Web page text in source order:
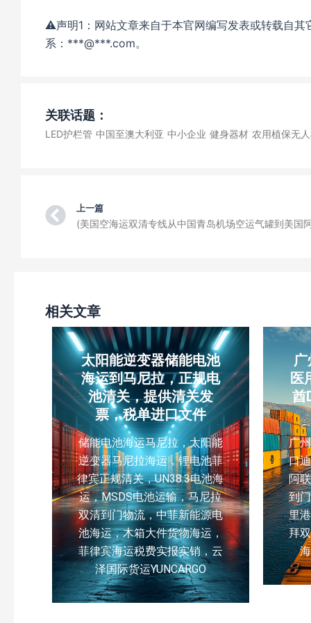
⚠️声明1：网站文章来自于本官网编写发表或转载自
系：***@***.com。
关联话题：
LED护栏管 中国至澳大利亚 中小企业 健身器材 农用植保无
Prev
上一篇
相关文章
太阳能逆变器储能电池
海运到马尼拉，正规电
池清关，提供清关发
票，税单进口文件
储能电池海运马尼拉，太阳能
逆变器马尼拉海运，锂电池菲
律宾正规清关，UN38.3电池海
运，MSDS电池运输，马尼拉
双清到门物流，中菲新能源电
池海运，木箱大件货物海运，
菲律宾海运税费实报实销，云
泽国际货运YUNCARGO
医
酋
广
口
阿
到
里
拜